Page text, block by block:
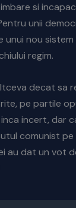
si
unii
unui nou
regim.
decat sa
pe partile
incert, dar
comunist
au dat un vot